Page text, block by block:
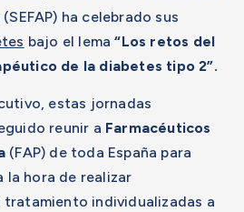
ha celebrado sus
bajo el lema“Los retos del
de la diabetes tipo 2”.
estas jornadas
reunir a Farmacéuticos
(FAP) de toda España para
la hora de realizar
tratamiento individualizadas a